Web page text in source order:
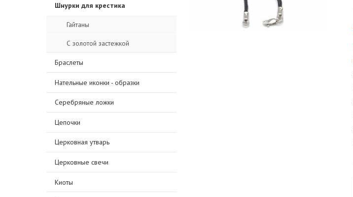
Шнурки для крестика
Гайтаны
С золотой застежкой
Браслеты
Нательные иконки - образки
Серебряные ложки
Цепочки
Церковная утварь
Церковные свечи
Киоты